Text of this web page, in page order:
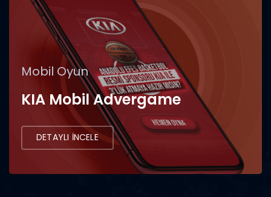
Mobil Oyun
KIA Mobil Advergame
DETAYLI İNCELE